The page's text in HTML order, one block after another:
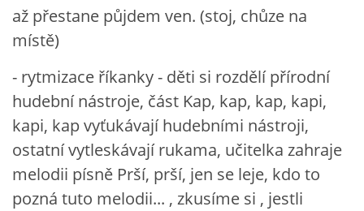
až přestane půjdem ven. (stoj, chůze na
místě)
- rytmizace říkanky - děti si rozdělí přírodní
hudební nástroje, část Kap, kap, kap, kapi,
kapi, kap vyťukávají hudebními nástroji,
ostatní vytleskávají rukama, učitelka zahraje
melodii písně Prší, prší, jen se leje, kdo to
pozná tuto melodii... , zkusíme si , jestli